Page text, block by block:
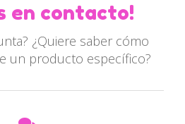
en contacto!
¿Quiere saber cómo
un producto específico?